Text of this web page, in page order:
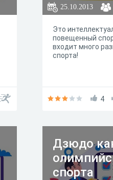
25.10.2013
Это
повещенный
входит много
спорта!
4
Дзюдо
спорта